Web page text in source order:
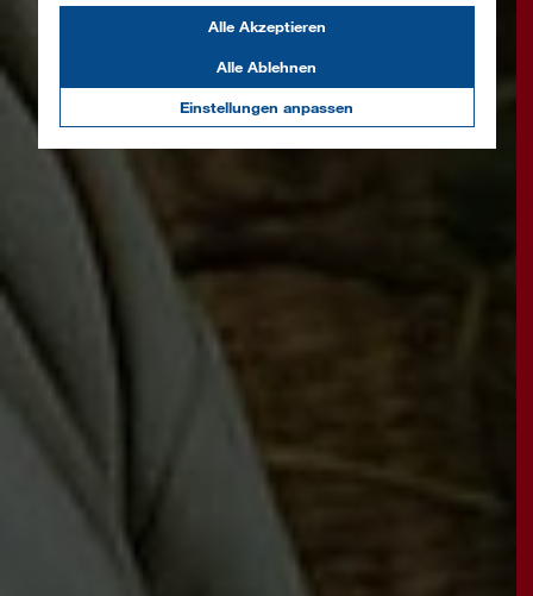
Einstellungen anpassen
Alle Ablehnen
Alle Akzeptieren